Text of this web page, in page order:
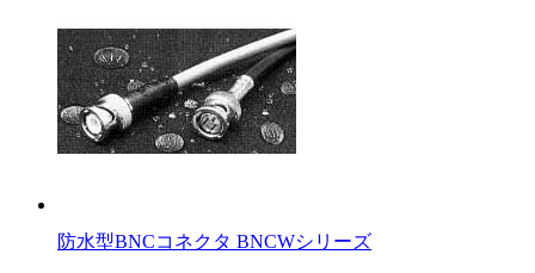
防水型BNCコネクタ BNCWシリーズ